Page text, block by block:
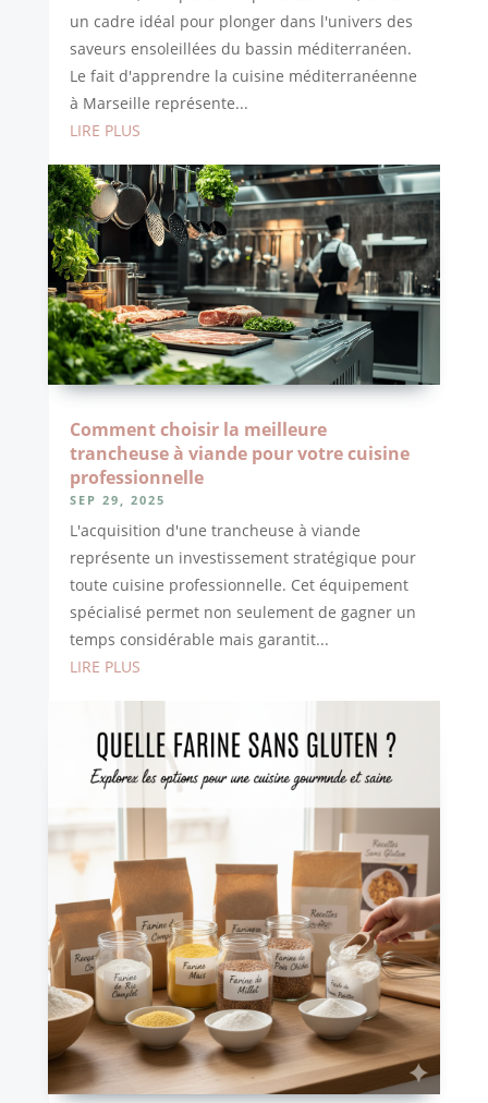
un cadre idéal pour plonger dans l'univers des
saveurs ensoleillées du bassin méditerranéen.
Le fait d'apprendre la cuisine méditerranéenne
à Marseille représente...
LIRE PLUS
Comment choisir la meilleure
trancheuse à viande pour votre cuisine
professionnelle
SEP 29, 2025
L'acquisition d'une trancheuse à viande
représente un investissement stratégique pour
toute cuisine professionnelle. Cet équipement
spécialisé permet non seulement de gagner un
temps considérable mais garantit...
LIRE PLUS